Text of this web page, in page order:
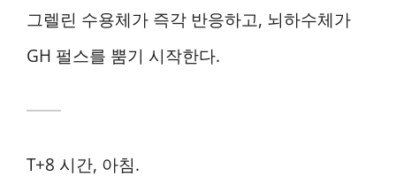
그렐린 수용체가 즉각 반응하고, 뇌하수체가
GH 펄스를 뿜기 시작한다.
T+8 시간, 아침.